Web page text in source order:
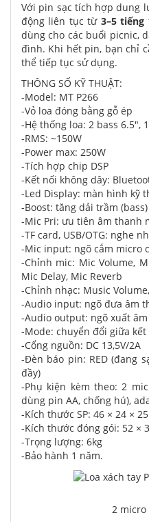
Với pin sạc tích hợp dung
động liên tục từ 3–5 tiếng
dùng cho các buổi picnic,
đình. Khi hết pin, bạn chỉ
thể tiếp tục sử dụng.
THÔNG SỐ KỸ THUẬT:
-Model: MT P266
-Vỏ loa đóng bằng gỗ ép
-Hệ thống loa: 2 bass 6.5",
-RMS: ~150W
-Power max: 250W
-Tích hợp chip DSP
-Kết nối không dây:
-Led Display: màn hình kỹ
-Boost: tăng dải trầm (bass)
-Mic Pri: ưu tiên âm thanh
-TF card, USB/OTG: nghe
-Mic input: ngõ cắm micro
-Chỉnh mic: Mic Volume,
Mic Delay, Mic Reverb
-Chỉnh nhạc: Music
-Audio input: ngõ đưa âm
-Audio output: ngõ xuất
-Mode: chuyển đổi giữa
-Cổng nguồn: DC 13,5V/2A
-Đèn báo pin: RED (đang
đầy)
-Phụ kiện kèm theo: 2
dùng pin AA, chống hú),
-Kích thước SP: 46 × 24 ×
-Kích thước đóng gói: 52 ×
-Trọng lượng: 6kg
-Bảo hành 1 năm.
2 micro